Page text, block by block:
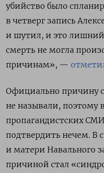
убийство было
в четверг запись
и шутил, и это лишний
смерть не могла
причинам», —
Официально причину
не называли, поэтому
пропагандистских
подтвердить нечем. В
и матери Навального
причиной стал